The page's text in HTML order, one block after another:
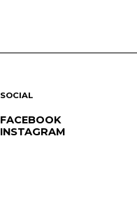
SOCIAL
FACEBOOK
INSTAGRAM